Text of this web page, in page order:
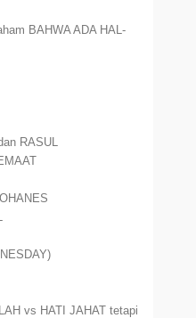
BAHWA ADA HAL-
RASUL
vs HATI JAHAT tetapi